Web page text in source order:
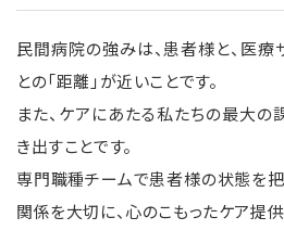
民間病院の強みは、患者様と、医
との「距離」が近いことです。
また、ケアにあたる私たちの最大
き出すことです。
専門職種チームで患者様の状態を
関係を大切に、心のこもったケア提